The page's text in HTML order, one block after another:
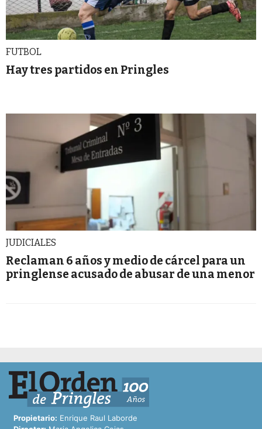
FUTBOL
Hay tres partidos en Pringles
JUDICIALES
Reclaman 6 años y medio de cárcel para un
pringlense acusado de abusar de una menor
Propietario: Enrique Raul Laborde